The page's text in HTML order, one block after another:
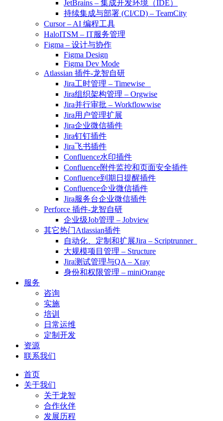
JetBrains – 集成开发环境（IDE）
持续集成与部署 (CI/CD) – TeamCity
Cursor – AI 编程工具
HaloITSM – IT服务管理
Figma – 设计与协作
Figma Design
Figma Dev Mode
Atlassian 插件-龙智自研
Jira工时管理 – Timewise
Jira组织架构管理 – Orgwise
Jira并行审批 – Workflowwise
Jira用户管理扩展
Jira企业微信插件
Jira钉钉插件
Jira飞书插件
Confluence水印插件
Confluence附件监控和页面安全插件
Confluence到期日提醒插件
Confluence企业微信插件
Jira服务台企业微信插件
Perforce 插件-龙智自研
企业级Job管理 – Jobview
其它热门Atlassian插件
自动化、定制和扩展Jira – Scriptrunner
大规模项目管理 – Structure
Jira测试管理与QA – Xray
身份和权限管理 – miniOrange
服务
咨询
实施
培训
日常运维
定制开发
资源
联系我们
首页
关于我们
关于龙智
合作伙伴
发展历程